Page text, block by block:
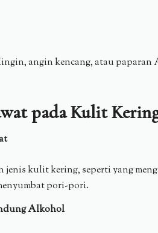
angin kencang, atau
pada Kulit
jenis kulit kering, seperti yang
pori-pori.
Alkohol